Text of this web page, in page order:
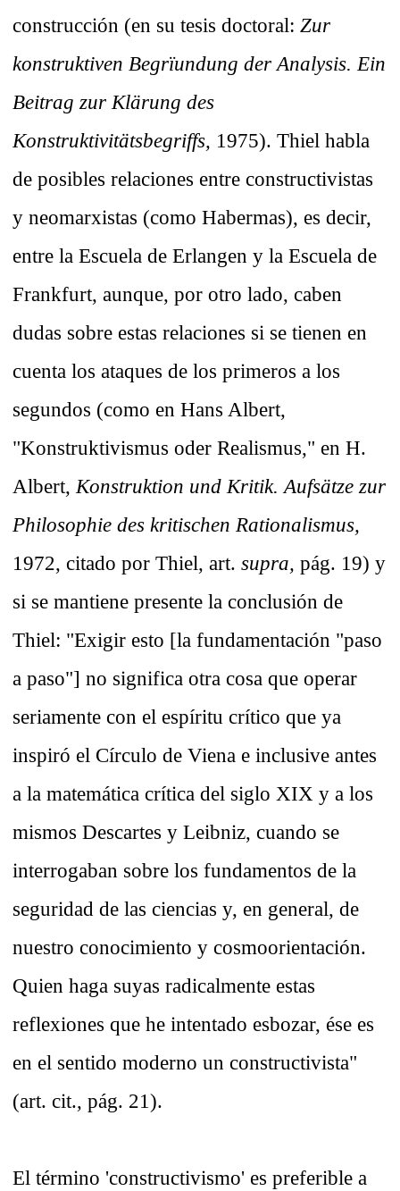
construcción (en su tesis doctoral: Zur
konstruktiven Begrïundung der Analysis. Ein
Beitrag zur Klärung des
Konstruktivitätsbegriffs, 1975). Thiel habla
de posibles relaciones entre constructivistas
y neomarxistas (como Habermas), es decir,
entre la Escuela de Erlangen y la Escuela de
Frankfurt, aunque, por otro lado, caben
dudas sobre estas relaciones si se tienen en
cuenta los ataques de los primeros a los
segundos (como en Hans Albert,
"Konstruktivismus oder Realismus," en H.
Albert, Konstruktion und Kritik. Aufsätze zur
Philosophie des kritischen Rationalismus,
1972, citado por Thiel, art. supra, pág. 19) y
si se mantiene presente la conclusión de
Thiel: "Exigir esto [la fundamentación "paso
a paso"] no significa otra cosa que operar
seriamente con el espíritu crítico que ya
inspiró el Círculo de Viena e inclusive antes
a la matemática crítica del siglo XIX y a los
mismos Descartes y Leibniz, cuando se
interrogaban sobre los fundamentos de la
seguridad de las ciencias y, en general, de
nuestro conocimiento y cosmoorientación.
Quien haga suyas radicalmente estas
reflexiones que he intentado esbozar, ése es
en el sentido moderno un constructivista"
(art. cit., pág. 21).
El término 'constructivismo' es preferible a